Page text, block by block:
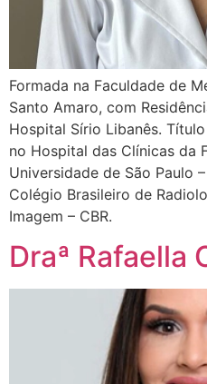
Formada na Faculdade de
Santo Amaro, com
Hospital Sírio Libanês.
no Hospital das Clínicas da
Universidade de São Paulo
Colégio Brasileiro de
Imagem – CBR.
Draª Rafaella